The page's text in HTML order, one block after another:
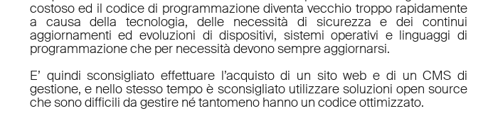
costoso ed il codice di programmazione diventa vecchio troppo rapidamente
a causa della tecnologia, delle necessità di sicurezza e dei continui
aggiornamenti ed evoluzioni di dispositivi, sistemi operativi e linguaggi di
programmazione che per necessità devono sempre aggiornarsi.
E’ quindi sconsigliato effettuare l’acquisto di un sito web e di un CMS di
gestione, e nello stesso tempo è sconsigliato utilizzare soluzioni open source
che sono difficili da gestire né tantomeno hanno un codice ottimizzato.